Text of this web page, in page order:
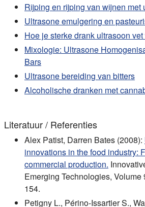
Rijping en rijping van wijnen met
Ultrasone emulgering en
Hoe je sterke drank ultrasoon
Mixologie: Ultrasone
Bars
Ultrasone bereiding van bitters
Alcoholische dranken met
Literatuur / Referenties
Alex Patist, Darren Bates (2008):
innovations in the food industry:
commercial production.
Emerging Technologies, Volume
154.
Petigny L., Périno-Issartier S.,